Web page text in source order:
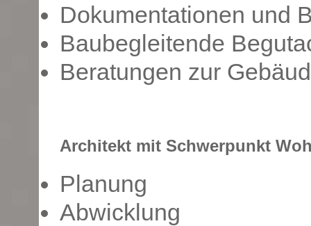
Dokumentationen und
Baubegleitende
Beratungen zur
Architekt mit Schwerpunkt
Planung
Abwicklung